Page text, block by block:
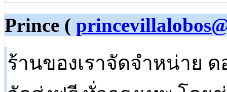
Prince (
ร้านของเราจัดจำหน่าย